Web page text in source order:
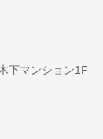
下マンション1F